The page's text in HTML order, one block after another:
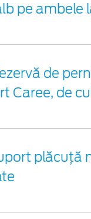
pe ambele
de
Caree, de
plăcuță